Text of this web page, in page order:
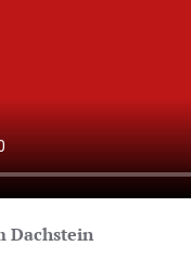
Dachstein